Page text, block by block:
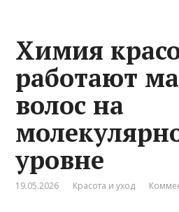
Химия
работают
волос на
уровне
19.05.2026 Красота и уход